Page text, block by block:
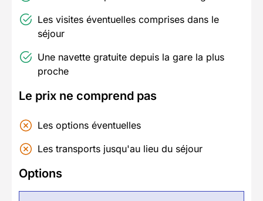
Les visites éventuelles comprises dans le
séjour
Une navette gratuite depuis la gare la plus
proche
Le prix ne comprend pas
Les options éventuelles
Les transports jusqu'au lieu du séjour
Options